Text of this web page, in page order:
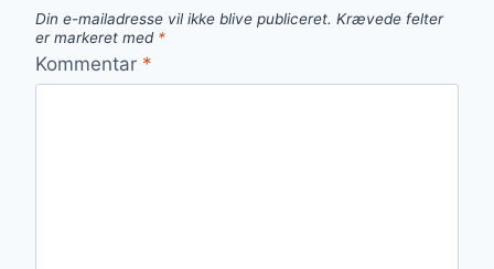
Din e-mailadresse vil ikke blive publiceret. Krævede felter
er markeret med *
Kommentar *